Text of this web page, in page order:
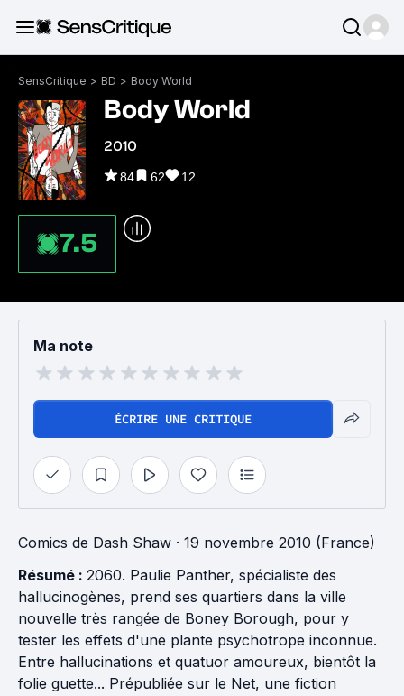
SensCritique > BD > Body World
Body World
2010
84 62 12
7.5
Ma note
ÉCRIRE UNE CRITIQUE
Comics de Dash Shaw · 19 novembre 2010 (France)
Résumé : 2060. Paulie Panther, spécialiste des
hallucinogènes, prend ses quartiers dans la ville
nouvelle très rangée de Boney Borough, pour y
tester les effets d'une plante psychotrope inconnue.
Entre hallucinations et quatuor amoureux, bientôt la
folie guette... Prépubliée sur le Net, une fiction